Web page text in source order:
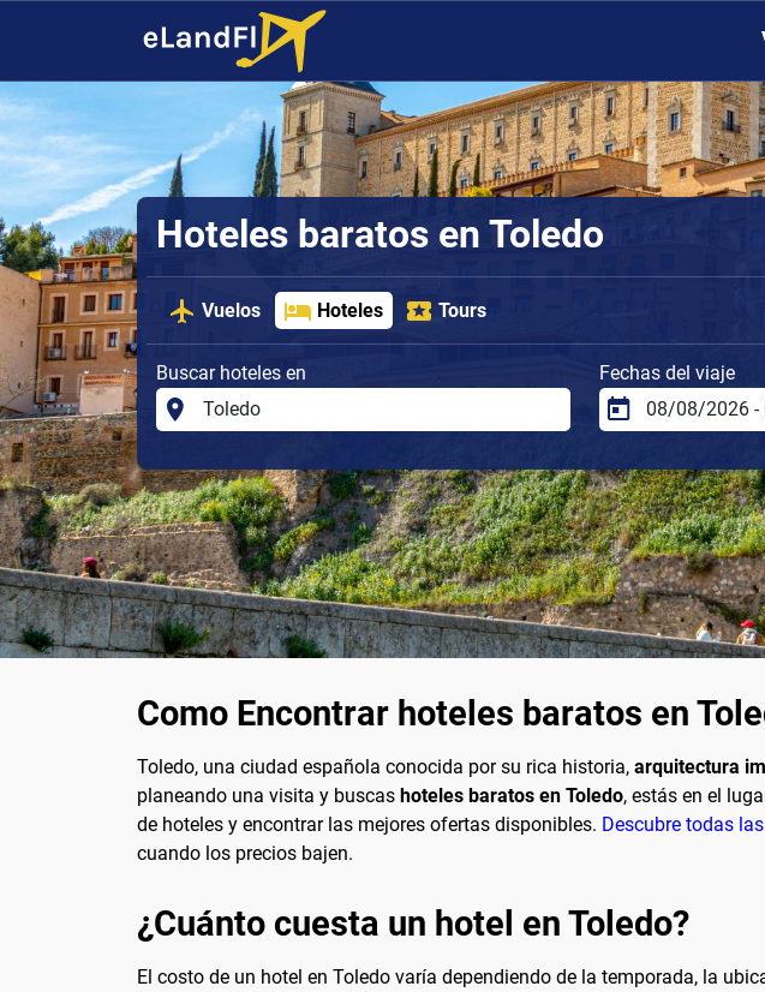
Hoteles baratos en Toledo
Vuelos Hoteles Tours
Buscar hoteles en Fechas del viaje
Como Encontrar hoteles baratos en
Toledo, una ciudad española conocida por su rica historia, arquitectura
planeando una visita y buscas hoteles baratos en Toledo, estás en el
de hoteles y encontrar las mejores ofertas disponibles. Descubre todas
cuando los precios bajen.
¿Cuánto cuesta un hotel en Toledo?
El costo de un hotel en Toledo varía dependiendo de la temporada, la